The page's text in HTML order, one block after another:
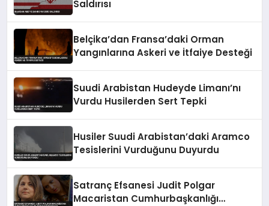
Saldırısı
Belçika’dan Fransa’daki Orman
Yangınlarına Askeri ve İtfaiye Desteği
Suudi Arabistan Hudeyde Limanı’nı
Vurdu Husilerden Sert Tepki
Husiler Suudi Arabistan’daki Aramco
Tesislerini Vurduğunu Duyurdu
Satranç Efsanesi Judit Polgar
Macaristan Cumhurbaşkanlığı